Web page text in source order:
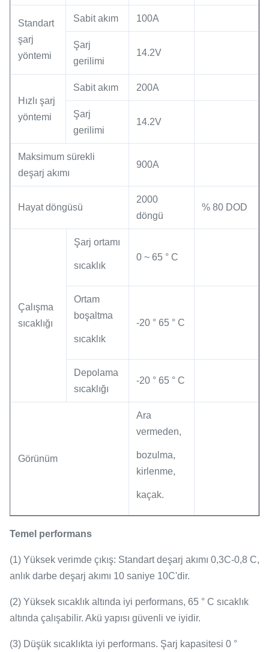
Standart
şarj
yöntemi
Sabit akım 100A
Şarj
gerilimi
14.2V
Hızlı şarj
yöntemi
Sabit akım 200A
Şarj
gerilimi
14.2V
Maksimum sürekli
deşarj akımı
900A
Hayat döngüsü
2000
döngü
% 80 DOD
Çalışma
sıcaklığı
Şarj ortamı
sıcaklık
0 ~ 65 ° C
Ortam
boşaltma
sıcaklık
-20 ° 65 ° C
Depolama
sıcaklığı
-20 ° 65 ° C
Görünüm
Ara
vermeden,
bozulma,
kirlenme,
kaçak.
Temel performans
(1) Yüksek verimde çıkış: Standart deşarj akımı 0,3C-0,8 C,
anlık darbe deşarj akımı 10 saniye 10C'dir.
(2) Yüksek sıcaklık altında iyi performans, 65 ° C sıcaklık
altında çalışabilir. Akü yapısı güvenli ve iyidir.
(3) Düşük sıcaklıkta iyi performans. Şarj kapasitesi 0 °